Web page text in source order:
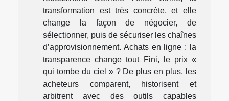
transformation est très concrète, et elle
change la façon de négocier, de
sélectionner, puis de sécuriser les chaînes
d’approvisionnement. Achats en ligne : la
transparence change tout Fini, le prix «
qui tombe du ciel » ? De plus en plus, les
acheteurs comparent, historisent et
arbitrent avec des outils capables